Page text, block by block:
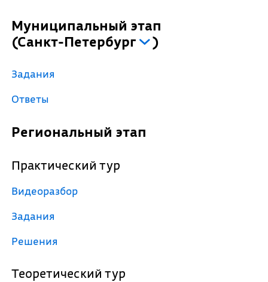
Муниципальный этап
(Санкт-Петербург )
Задания
Ответы
Региональный этап
Практический тур
Видеоразбор
Задания
Решения
Теоретический тур